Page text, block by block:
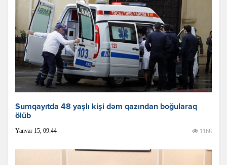
Sumqayıtda 48 yaşlı kişi dəm qazından boğularaq
ölüb
Yanvar 15, 09:44 1168